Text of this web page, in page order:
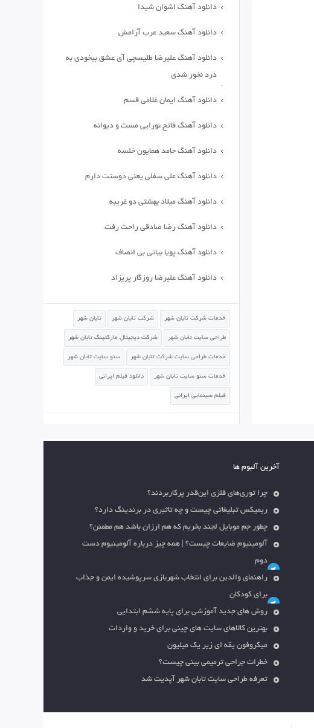
دانلود آهنگ اشوان شیدا
دانلود آهنگ سعید عرب آرامش
دانلود آهنگ علیرضا طلیسچی آی عشق بیخودی به
درد نخور شدی
دانلود آهنگ ایمان غلامی قسم
دانلود آهنگ فاتح نورایی مست و دیوانه
دانلود آهنگ حامد همایون خلسه
دانلود آهنگ علی سفلی یعنی دوستت دارم
دانلود آهنگ میلاد بهشتی دو غریبه
دانلود آهنگ رضا صادقی راحت رفت
دانلود آهنگ پویا بیاتی بی انصاف
دانلود آهنگ علیرضا روزگار پریزاد
خدمات شرکت تابان شهر شرکت تابان شهر تابان شهر
طراحی سایت تابان شهر شرکت دیجیتال مارکتینگ تابان شهر
خدمات طراحی سایت شرکت تابان شهر سئو سایت تابان شهر
خدمات سئو سایت تابان شهر دانلود فیلم ایرانی
فیلم سینمایی ایرانی
آخرین آلبوم ها
چرا توری‌های فلزی این‌قدر پرکاربردند؟
ریمیکس تبلیغاتی چیست و چه تاثیری در برندینگ دارد؟
چطور جم موبایل لجند بخریم که هم ارزان باشد هم مطمئن؟
آلومینیوم ضایعات چیست؟ | همه چیز درباره آلومینیوم دست
دوم
راهنمای والدین برای انتخاب شهربازی سرپوشیده ایمن و جذاب
برای کودکان
روش های جدید آموزشی برای پایه ششم ابتدایی
بهترین کالاهای سایت های چینی برای خرید و واردات
میکروفون یقه ای زیر یک میلیون
خطرات جراحی ترمیمی بینی چیست؟
تعرفه طراحی سایت تابان شهر آپدیت شد